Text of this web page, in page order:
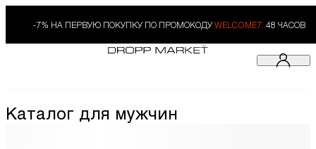
-7% НА ПЕРВУЮ ПОКУПКУ ПО ПРОМОКОДУ WELCOME7. 48 ЧАСОВ
Каталог для мужчин